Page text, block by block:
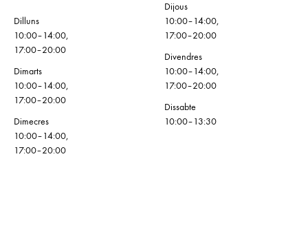
Dilluns
10:00–14:00,
17:00–20:00
Dimarts
10:00–14:00,
17:00–20:00
Dimecres
10:00–14:00,
17:00–20:00
Dijous
10:00–14:00,
17:00–20:00
Divendres
10:00–14:00,
17:00–20:00
Dissabte
10:00–13:30